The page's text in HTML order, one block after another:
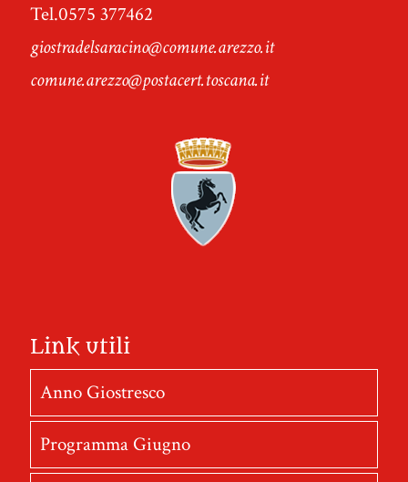
Tel.0575 377462
giostradelsaracino@comune.arezzo.it
comune.arezzo@postacert.toscana.it
Link utili
Anno Giostresco
Programma Giugno